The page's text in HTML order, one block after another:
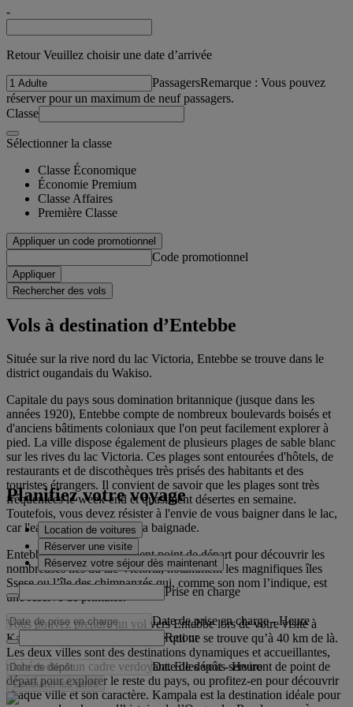
-
Retour Veuillez choisir une date d’arrivée
PassagersRemarque : Vous pouvez
réserver pour un maximum de neuf passagers.
Classe
Sélectionner la classe
Classe Économique
Économie Premium
Classe Affaires
Première Classe
Appliquer un code promotionnel
Code promotionnel
Appliquer
Rechercher des vols
Vols à destination d’Entebbe
Située sur la rive nord du lac Victoria, Entebbe se trouve dans le
district ougandais du Wakiso.
Capitale du pays sous domination britannique (jusque dans les
années 1920), Entebbe compte de nombreux boulevards boisés et
d'anciens bâtiments coloniaux que l'on peut facilement explorer à
pied. La ville dispose également de plusieurs plages de sable blanc
sur les rives du lac Victoria. Ces plages sont entourées d'hôtels, de
restaurants et de discothèques très prisés des habitants et des
touristes étrangers. Il convient de savoir que les plages sont très
fréquentées le week-end et quasiment désertes en semaine.
Toutefois, vous devez résister à l'envie de vous baigner dans le lac,
car l'eau ne convient pas à la baignade.
Entebbe est aussi un excellent point de départ pour découvrir les
nombreuses îles du lac Victoria, notamment les magnifiques îles
Ssese ou l’île des chimpanzés qui, comme son nom l’indique, est
une réserve de primates.
Vous pouvez prendre un vol vers Entebbe lors de votre visite à
Kampala, la capitale ougandaise qui ne se trouve qu’à 40 km de là.
Les deux villes sont des destinations dynamiques et accueillantes,
nichées dans un cadre verdoyant. Elles vous serviront de point de
départ pour explorer le reste du pays, ou profitez-en pour découvrir
chaque ville et son caractère. Kampala est la destination idéale pour
Planifiez votre voyage
Location de voitures
Réserver une visite
Réservez votre séjour dès maintenant
Prise en charge
Date de prise en charge - Heure
Retour
Date de dépôt - Heure
Consulter les tarifs